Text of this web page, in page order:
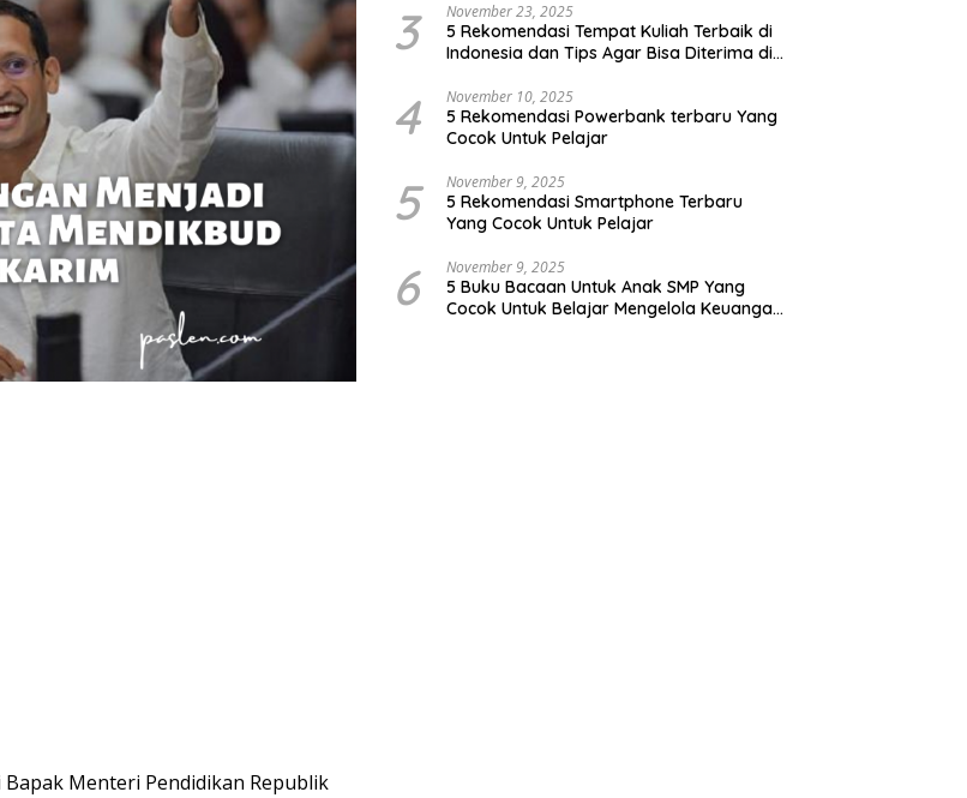
Menteri Pendidikan Republik
3 November 23, 2025
5 Rekomendasi Tempat Kuliah Terbaik di
Indonesia dan Tips Agar Bisa Diterima di
4 November 10, 2025
5 Rekomendasi Powerbank terbaru Yang
Cocok Untuk Pelajar
5 November 9, 2025
5 Rekomendasi Smartphone Terbaru
Yang Cocok Untuk Pelajar
6 November 9, 2025
5 Buku Bacaan Untuk Anak SMP Yang
Cocok Untuk Belajar Mengelola Keuangan